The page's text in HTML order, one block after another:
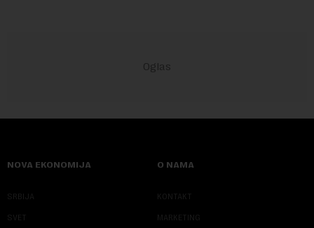
NOVA EKONOMIJA
SRBIJA
SVET
O NAMA
KONTAKT
MARKETING